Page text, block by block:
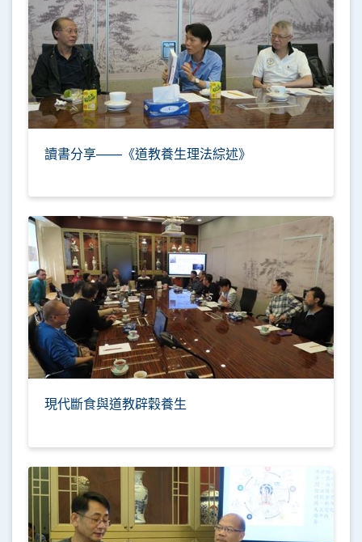
讀書分享——《道教養生理法綜述》
現代斷食與道教辟穀養生